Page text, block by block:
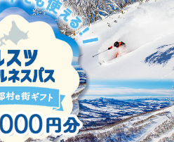
体験チケット 【ANAの旅先納税】
体験チケット スキー・リフト
体験チケット 温泉 【ANA